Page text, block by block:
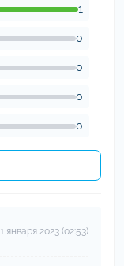
1
0
0
0
0
января 2023 (02:53)